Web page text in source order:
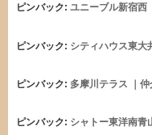
ピンバック: ユニーブル新宿西
ピンバック: シティハウス東大
ピンバック: 多摩川テラス ｜
ピンバック: シャトー東洋南青